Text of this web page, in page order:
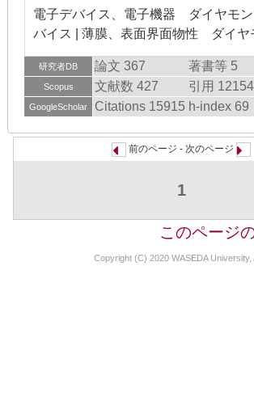
電子デバイス、電子機器 ダイヤモ
バイス | 薄膜、表面界面物性 ダイヤ
研究者DB 論文 367 著書等 5
Scopus 文献数 427 引用 12154
GoogleScholar Citations 15915 h-index 69
前のページ - 次のページ
1
このページ
Copyright (C) 2020 WASEDA University,